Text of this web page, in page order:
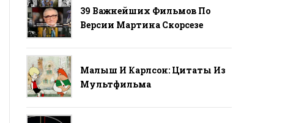
39 Важнейших Фильмов По
Версии Мартина Скорсезе
Малыш И Карлсон: Цитаты Из
Мультфильма